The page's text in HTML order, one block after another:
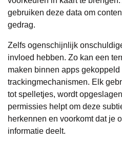
gebruiken deze data om
gedrag.
Zelfs ogenschijnlijk
invloed hebben. Zo kan een
maken binnen apps gekoppeld
trackingmechanismen. Elk
tot spelletjes, wordt
permissies helpt om deze
herkennen en voorkomt dat je
informatie deelt.